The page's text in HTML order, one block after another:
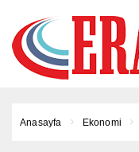
Anasayfa Ekonomi